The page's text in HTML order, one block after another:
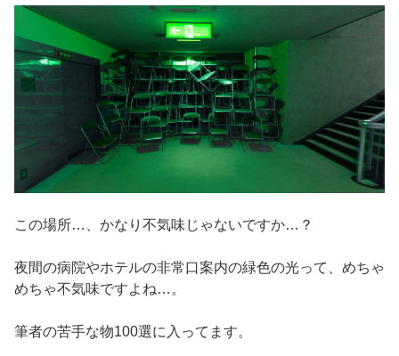
この場所…、かなり不気味じゃないですか…？
夜間の病院やホテルの非常口案内の緑色の光って、めちゃ
めちゃ不気味ですよね…。
筆者の苦手な物100選に入ってます。